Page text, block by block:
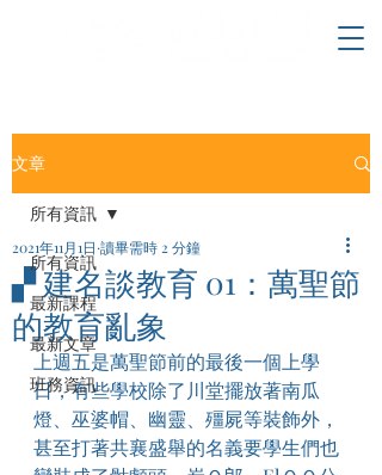
文章
所有資訊
最新課程
最新文章
班務資訊
所有資訊
▞ 建名談教育 01：​萬聖節
的教育亂象
2021年11月1日 讀畢需時 2 分鐘
上週五是萬聖節前的最後一個上學
日，有些學校除了川堂擺放著南瓜
燈、巫婆帽、幽靈、殭屍等裝飾外，
甚至打著共襄盛舉的名義要學生們也